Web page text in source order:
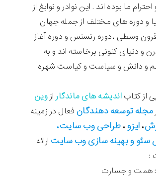
ما بوده اند . این نوادر و نوابغ از
و دوره های مختلف از جمله جهان
وسطی ،دوره رنسنس و دوره آغاز
و دنیای کنونی برخاسته اند و به
و دانش و سیاست و کیاست شهره
از کتاب اندیشه های ماندگار از وین
مجلهتوسعه دهندگان فعال در زمینه
، ایزو ، طراحی وب سایت،
و بهینه سازی وب سایت ارائه
:
همت و جسارت